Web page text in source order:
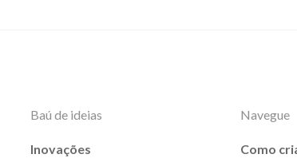
Baú de ideias
Inovações
Navegue
Como